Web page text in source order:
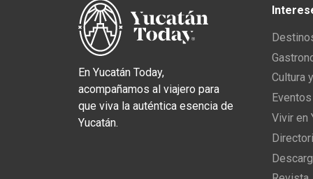
En Yucatán Today,
acompañamos al viajero para
que viva la auténtica esencia de
Yucatán.
Cultura
Vivir en